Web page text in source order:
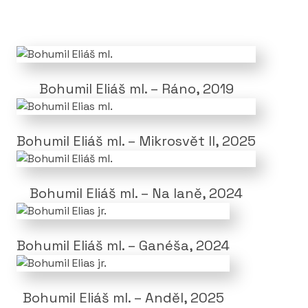
Glasgalerie Hittfeld, DE
2013
Galerie La Femme, CZ
2014
Galerie Máma, Ostrava,CZ
Galerie u Radnice, Tábor, CZ
Broft Gallery, NL
Vinohradský Pavilon, Praha, CZ
Bohumil Eliáš ml. – Ráno, 2019
Bohumil Eliáš ml. – Mikrosvět II, 2025
Bohumil Eliáš ml. – Na laně, 2024
Bohumil Eliáš ml. – Ganéša, 2024
Bohumil Eliáš ml. – Anděl, 2025